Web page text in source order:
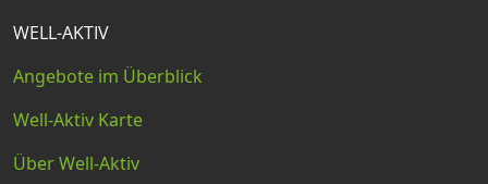
WELL-AKTIV
Angebote im Überblick
Well-Aktiv Karte
Über Well-Aktiv